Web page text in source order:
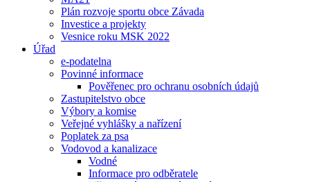
Plán rozvoje sportu obce Závada
Investice a projekty
Vesnice roku MSK 2022
Úřad
e-podatelna
Povinné informace
Pověřenec pro ochranu osobních údajů
Zastupitelstvo obce
Výbory a komise
Veřejné vyhlášky a nařízení
Poplatek za psa
Vodovod a kanalizace
Vodné
Informace pro odběratele